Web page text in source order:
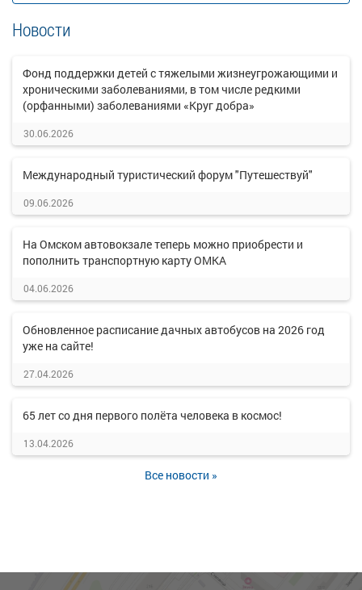
Новости
Фонд поддержки детей с тяжелыми жизнеугрожающими и
хроническими заболеваниями, в том числе редкими
(орфанными) заболеваниями «Круг добра»
30.06.2026
Международный туристический форум "Путешествуй"
09.06.2026
На Омском автовокзале теперь можно приобрести и
пополнить транспортную карту ОМКА
04.06.2026
Обновленное расписание дачных автобусов на 2026 год
уже на сайте!
27.04.2026
65 лет со дня первого полёта человека в космос!
13.04.2026
Все новости »